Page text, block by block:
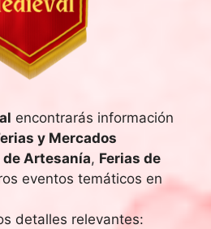
encontrarás información
y Mercados
de Artesanía, Ferias de
eventos temáticos en
detalles relevantes: